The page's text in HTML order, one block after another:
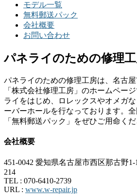
モデル一覧
無料郵送パック
会社概要
お問い合わせ
パネライのための修理
パネライのための修理工房は、名古
「株式会社修理工房」のホームペー
ライをはじめ、ロレックスやオメガ
ーバーホールを行なっております。
「無料郵送パック」をぜひご用命くだ
会社概要
451-0042 愛知県名古屋市西区那古野
214
TEL : 070-6410-2739
URL : www.w-repair.jp